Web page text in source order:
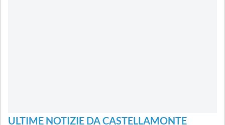
ULTIME NOTIZIE DA CASTELLAMONTE